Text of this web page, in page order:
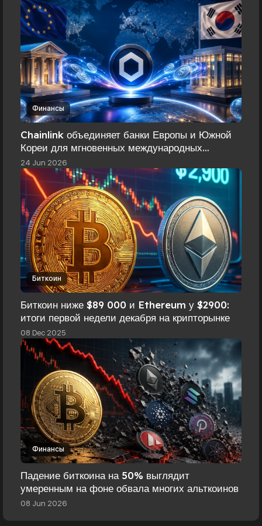
Финансы
Chainlink объединяет банки Европы и Южной
Кореи для мгновенных международных
переводов
24 Jun 2026
Биткоин
Биткоин ниже $89 000 и Ethereum у $2900:
итоги первой недели декабря на крипторынке
08 Dec 2025
Финансы
Падение биткоина на 50% выглядит
умеренным на фоне обвала многих альткоинов
08 Jun 2026